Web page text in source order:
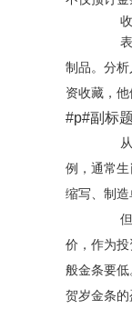
收
表面
制品。分析
资收藏，
#p#副标
从工
例，通常
缩写、制造
但需
价，作为
般金条要
贺岁金条的